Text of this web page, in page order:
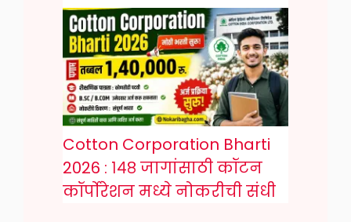
Cotton Corporation Bharti
2026 : १४८ जागांसाठी कॉटन
कॉर्पोरेशन मध्ये नोकरीची संधी